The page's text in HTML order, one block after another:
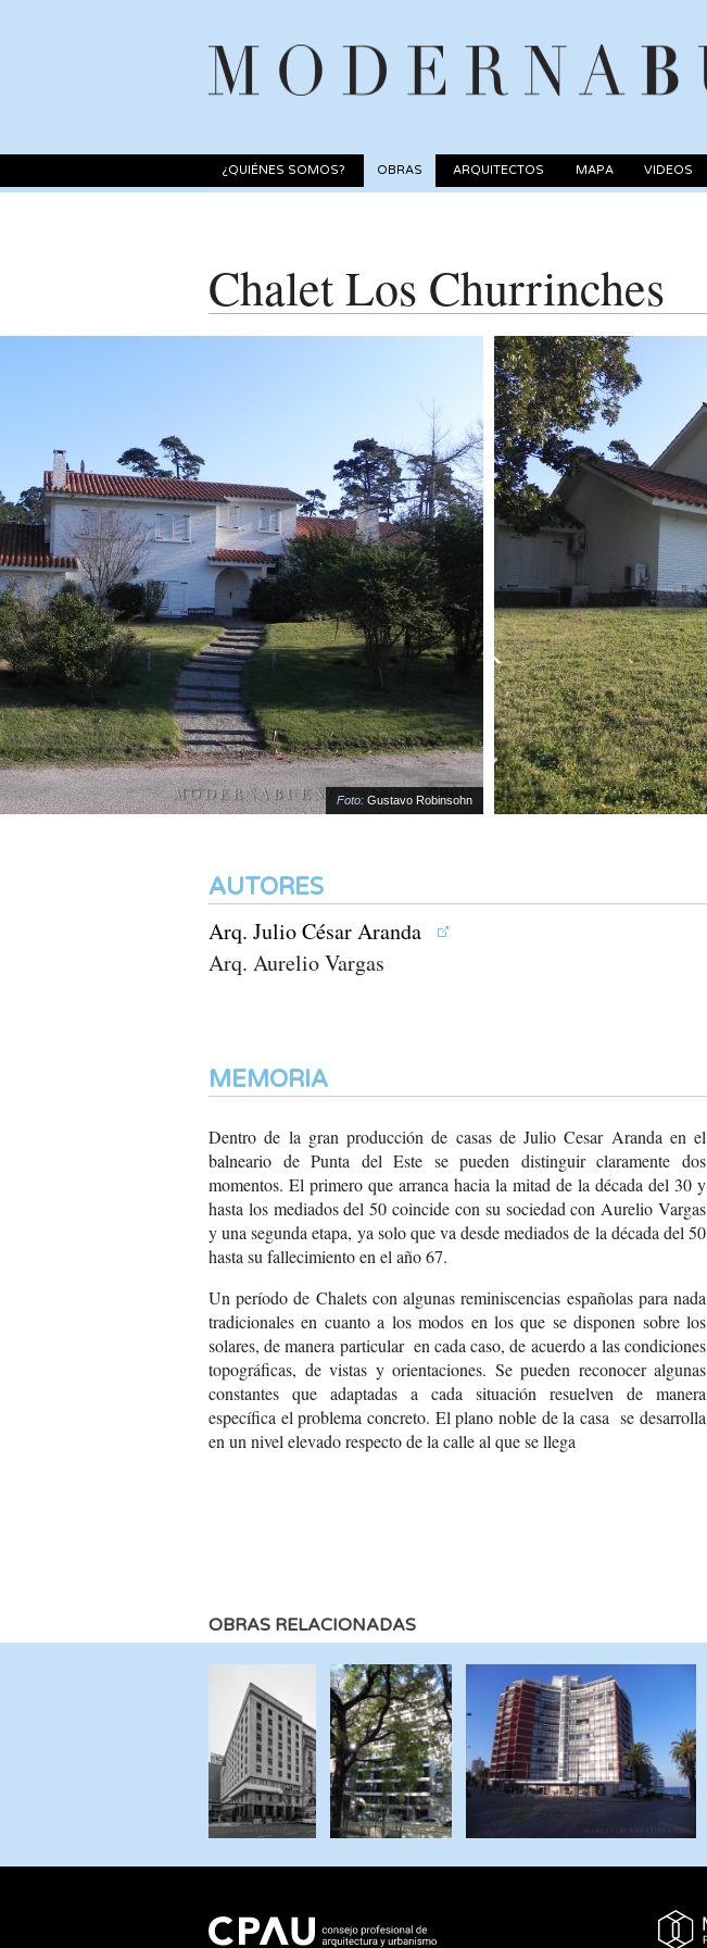
¿QUIÉNES SOMOS? OBRAS ARQUITECTOS MAPA VIDEOS
Chalet Los Churrinches
Foto:Gustavo Robinsohn
AUTORES
Arq. Julio César Aranda
Arq. Aurelio Vargas
MEMORIA
Dentro de la gran producción de casas de Julio Cesar Aranda en el
balneario de Punta del Este se pueden distinguir claramente dos
momentos. El primero que arranca hacia la mitad de la década del 30 y
hasta los mediados del 50 coincide con su sociedad con Aurelio Vargas
y una segunda etapa, ya solo que va desde mediados de la década del 50
hasta su fallecimiento en el año 67.
Un período de Chalets con algunas reminiscencias españolas para nada
tradicionales en cuanto a los modos en los que se disponen sobre los
solares, demanera particular en cada caso, de acuerdoa las condiciones
topográficas, de vistas y orientaciones. Se pueden reconocer algunas
constantes que adaptadas a cada situación resuelven de manera
específica el problema concreto. El plano noble de la casa se desarrolla
en un nivel elevado respecto de la calle al que se llega
OBRAS RELACIONADAS